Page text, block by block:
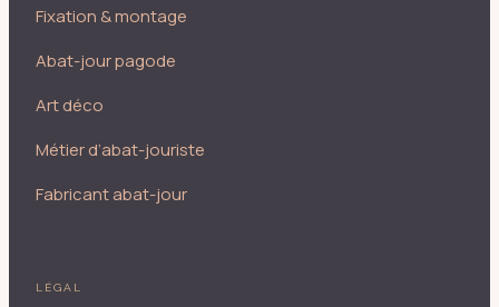
Fixation & montage
Abat-jour pagode
Art déco
Métier d’abat-jouriste
Fabricant abat-jour
LÉGAL